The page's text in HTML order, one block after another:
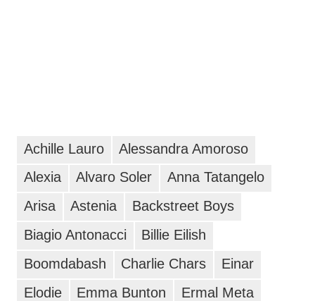
Achille Lauro
Alessandra Amoroso
Alexia
Alvaro Soler
Anna Tatangelo
Arisa
Astenia
Backstreet Boys
Biagio Antonacci
Billie Eilish
Boomdabash
Charlie Chars
Einar
Elodie
Emma Bunton
Ermal Meta